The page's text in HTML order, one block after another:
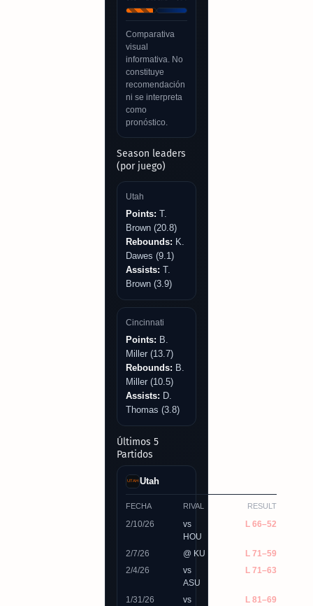
Comparativa
visual
informativa. No
constituye
recomendación
ni se interpreta
como
pronóstico.
Season leaders
(por juego)
Utah
Points: T.
Brown (20.8)
Rebounds: K.
Dawes (9.1)
Assists: T.
Brown (3.9)
Cincinnati
Points: B.
Miller (13.7)
Rebounds: B.
Miller (10.5)
Assists: D.
Thomas (3.8)
Últimos 5
Partidos
Utah
FECHA RIVAL RESULT
2/10/26
vs
HOU
L 66–52
2/7/26 @ KU
L 71–59
2/4/26
vs
ASU
L 71–63
1/31/26
vs
L 81–69